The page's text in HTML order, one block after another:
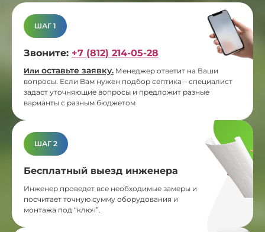
ШАГ 1
Звоните: +7 (812) 214-05-28
Или оставьте заявку. Менеджер ответит на Ваши
вопросы. Если Вам нужен подбор септика – специалист
задаст уточняющие вопросы и предложит разные
варианты с разным бюджетом
ШАГ 2
Бесплатный выезд инженера
Инженер проведет все необходимые замеры и
посчитает точную сумму оборудования и
монтажа под “ключ”.